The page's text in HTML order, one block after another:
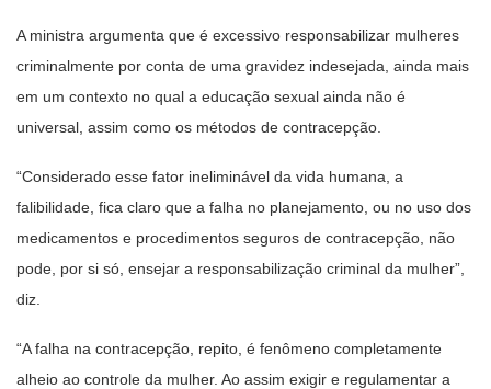
A ministra argumenta que é excessivo responsabilizar mulheres
criminalmente por conta de uma gravidez indesejada, ainda mais
em um contexto no qual a educação sexual ainda não é
universal, assim como os métodos de contracepção.
“Considerado esse fator ineliminável da vida humana, a
falibilidade, fica claro que a falha no planejamento, ou no uso dos
medicamentos e procedimentos seguros de contracepção, não
pode, por si só, ensejar a responsabilização criminal da mulher”,
diz.
“A falha na contracepção, repito, é fenômeno completamente
alheio ao controle da mulher. Ao assim exigir e regulamentar a